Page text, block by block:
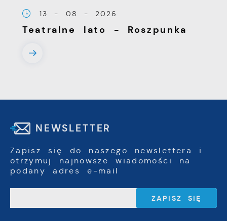
13 - 08 - 2026
Teatralne lato - Roszpunka
NEWSLETTER
Zapisz się do naszego newslettera i
otrzymuj najnowsze wiadomości na
podany adres e-mail